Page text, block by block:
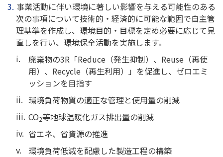
事業活動に伴い環境に著しい影響を与える可能性のある
次の事項について技術的・経済的に可能な範囲で自主管
理基準を作成し、環境目的・目標を定め必要に応じて見
直しを行い、環境保全活動を実施します。
廃棄物の3R「Reduce（発生抑制）、Reuse（再使
用）、Recycle（再生利用）」を促進し、ゼロエミ
ッションを目指す
環境負荷物質の適正な管理と使用量の削減
CO2等地球温暖化ガス排出量の削減
省エネ、省資源の推進
環境負荷低減を配慮した製造工程の構築